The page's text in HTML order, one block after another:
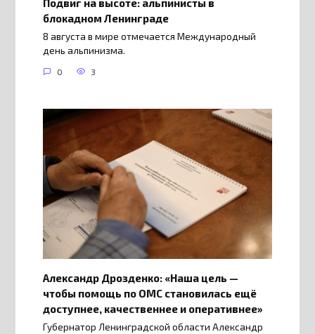
блокадном Ленинграде
8 августа в мире отмечается Международный
день альпинизма.
0 3
Александр Дрозденко: «Наша цель —
чтобы помощь по ОМС становилась ещё
доступнее, качественнее и оперативнее»
Губернатор Ленинградской области Александр